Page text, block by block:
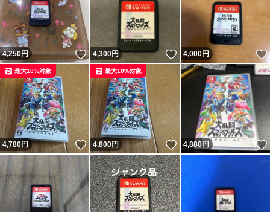
4,250円 いいね！
4,300円 いいね！
4,000円
4,780円 いいね！
最大10%対象
4,800円 いいね！
最大10%対象
4,880円